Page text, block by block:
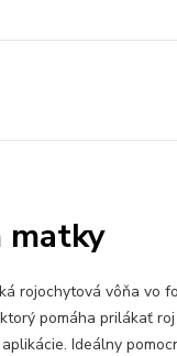
matky
rojochytová vôňa vo
pomáha prilákať
Ideálny